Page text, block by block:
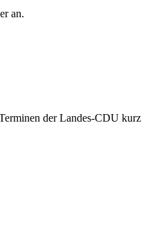
an.
der Landes-CDU kurz